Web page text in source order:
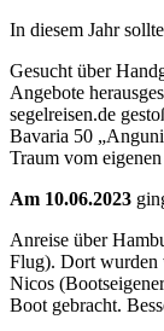
In diesem Jahr
Gesucht über
Angebote
segelreisen.de
Bavaria 50
Traum vom
Am 10.06.2023
Anreise über
Flug). Dort wurden
Nicos
Boot gebracht.